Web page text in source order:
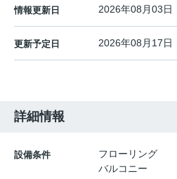
情報更新日 2026年08月03日
更新予定日 2026年08月17日
詳細情報
設備条件
フローリング
バルコニー